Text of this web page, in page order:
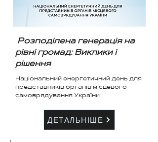
Розподілена генерація на
рівні громад: Виклики і
рішення
Національний енергетичний день для
представників органів місцевого
самоврядування України
ДЕТАЛЬНІШЕ